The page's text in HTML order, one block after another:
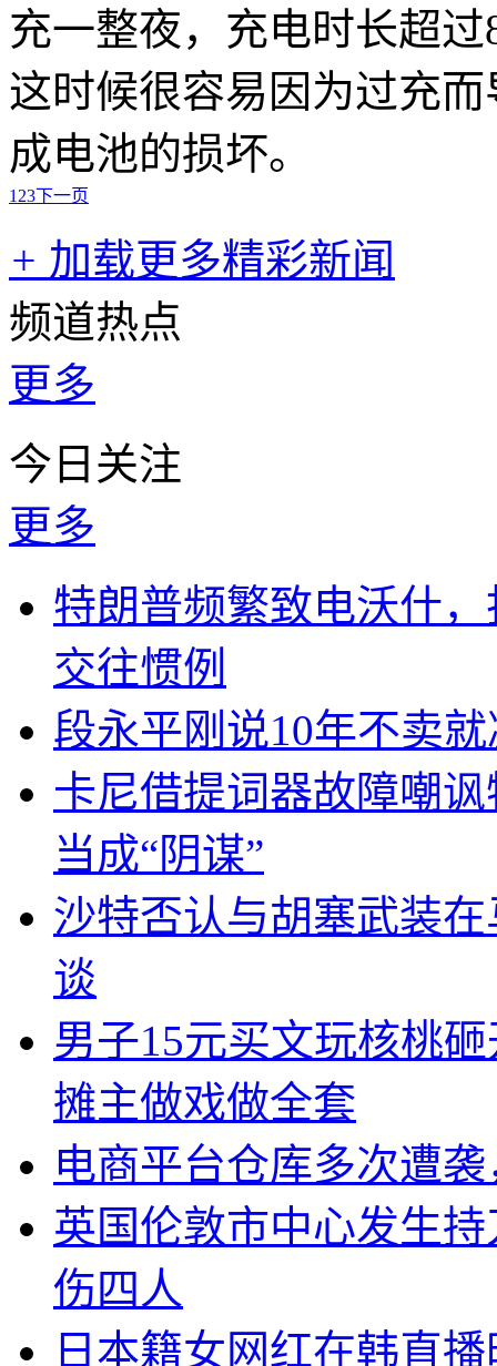
充一整夜，充电时长超
这时候很容易因为过充
成电池的损坏。
1 23下一页
+ 加载更多精彩新闻
频道热点
更多
今日关注
更多
特朗普频繁致电沃什
交往惯例
段永平刚说10年不卖
卡尼借提词器故障嘲
当成“阴谋”
沙特否认与胡塞武装
谈
男子15元买文玩核桃
摊主做戏做全套
电商平台仓库多次遭
英国伦敦市中心发生
伤四人
日本籍女网红在韩直